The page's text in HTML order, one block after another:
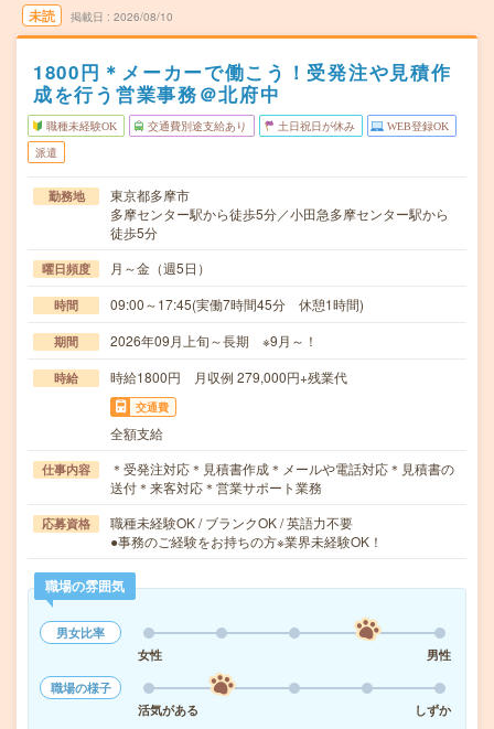
未読 掲載日 2026/08/10
1800円＊メーカーで働こう！受発注や見積作
成を行う営業事務＠北府中
職種未経験OK 交通費別途支給あり 土日祝日が休み WEB登録OK
派遣
勤務地
東京都多摩市
多摩センター駅から徒歩5分／小田急多摩センター駅から
徒歩5分
曜日頻度 月～金（週5日）
時間 09:00～17:45(実働7時間45分 休憩1時間)
期間 2026年09月上旬～長期 ※9月～！
時給 時給1800円 月収例 279,000円+残業代
交通費
全額支給
仕事内容
＊受発注対応＊見積書作成＊メールや電話対応＊見積書の
送付＊来客対応＊営業サポート業務
応募資格
職種未経験OK / ブランクOK / 英語力不要
●事務のご経験をお持ちの方※業界未経験OK！
職場の雰囲気
男女比率
女性
男性
職場の様子
活気がある
しずか